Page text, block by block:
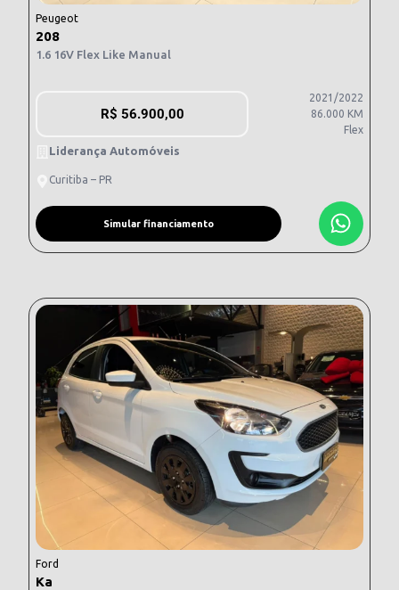
Peugeot
208
1.6 16V Flex Like Manual
R$ 56.900,00
2021/2022
86.000 KM
Flex
Liderança Automóveis
Curitiba – PR
Simular financiamento
Ford
Ka